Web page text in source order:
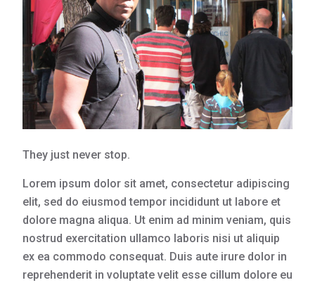
They just never stop.
Lorem ipsum dolor sit amet, consectetur adipiscing
elit, sed do eiusmod tempor incididunt ut labore et
dolore magna aliqua. Ut enim ad minim veniam, quis
nostrud exercitation ullamco laboris nisi ut aliquip
ex ea commodo consequat. Duis aute irure dolor in
reprehenderit in voluptate velit esse cillum dolore eu